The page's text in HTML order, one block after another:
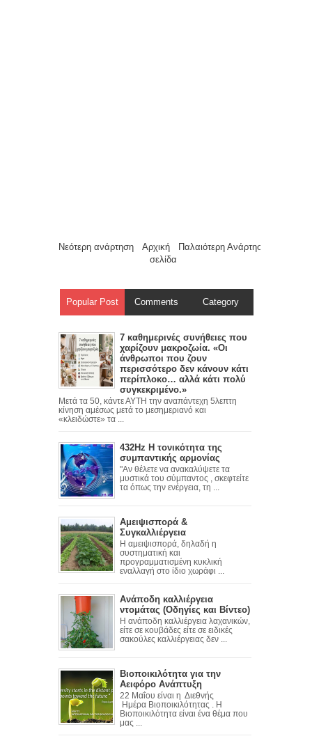
Νεότερη ανάρτηση Παλαιότερη Ανάρτηση
Αρχική
σελίδα
Popular Post Comments Category
7 καθημερινές συνήθειες που
χαρίζουν μακροζωία. «Οι
άνθρωποι που ζουν
περισσότερο δεν κάνουν κάτι
περίπλοκο… αλλά κάτι πολύ
συγκεκριμένο.»
Μετά τα 50, κάντε ΑΥΤΗ την αναπάντεχη 5λεπτη
κίνηση αμέσως μετά το μεσημεριανό και
«κλειδώστε» τα ...
432Hz Η τονικότητα της
συμπαντικής αρμονίας
"Αν θέλετε να ανακαλύψετε τα
μυστικά του σύμπαντος , σκεφτείτε
τα όπως την ενέργεια, τη ...
Αμειψισπορά &
Συγκαλλιέργεια
Η αμειψισπορά, δηλαδή η
συστηματική και
προγραμματισμένη κυκλική
εναλλαγή στο ίδιο χωράφι ...
Ανάποδη καλλιέργεια
ντομάτας (Οδηγίες και Βίντεο)
Η ανάποδη καλλιέργεια λαχανικών,
είτε σε κουβάδες είτε σε ειδικές
σακούλες καλλιέργειας δεν ...
Βιοποικιλότητα για την
Αειφόρο Ανάπτυξη
22 Μαΐου είναι η Διεθνής
Ημέρα Βιοποικιλότητας . Η
Βιοποικιλότητα είναι ένα θέμα που
μας ...